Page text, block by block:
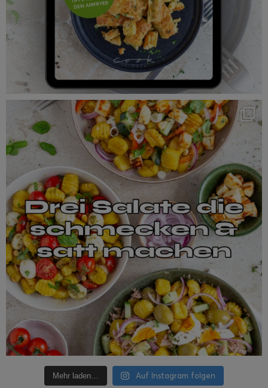
Mehr laden… Auf Instagram folgen